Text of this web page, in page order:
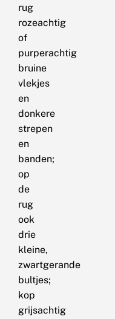
rug
rozeachtig
of
purperachtig
bruine
vlekjes
en
donkere
strepen
en
banden;
op
de
rug
ook
drie
kleine,
zwartgerande
bultjes;
kop
grijsachtig